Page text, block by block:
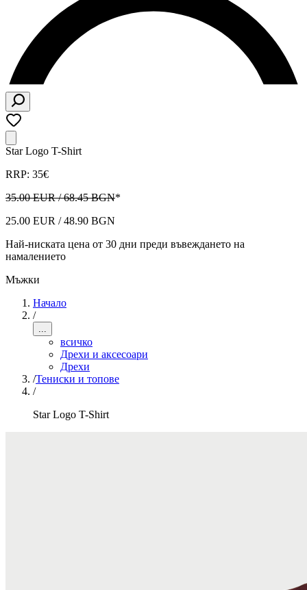
Star Logo T-Shirt
RRP: 35€
35.00 EUR / 68.45 BGN*
25.00 EUR / 48.90 BGN
Най-ниската цена от 30 дни преди въвеждането на
намалението
Мъжки
Начало
/
...
всичко
Дрехи и аксесоари
Дрехи
/Тениски и топове
/
Star Logo T-Shirt